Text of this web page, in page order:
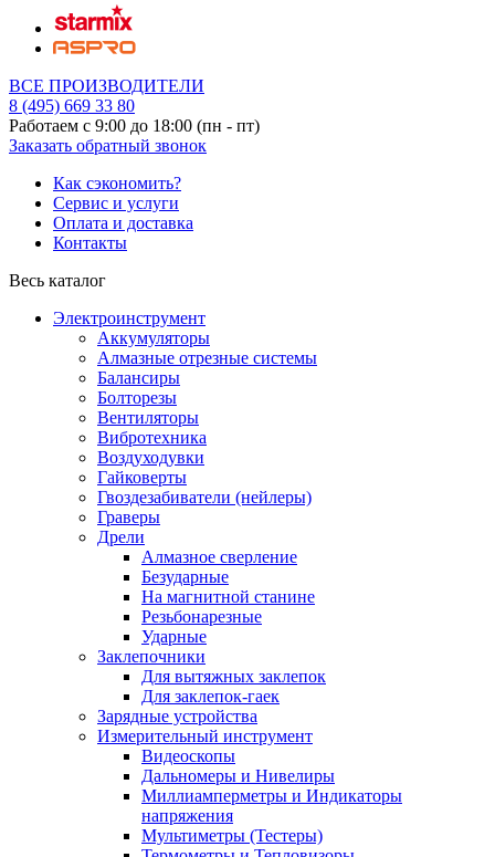
ВСЕ ПРОИЗВОДИТЕЛИ
8 (495) 669 33 80
Работаем с 9:00 до 18:00 (пн - пт)
Заказать обратный звонок
Как сэкономить?
Сервис и услуги
Оплата и доставка
Контакты
Весь каталог
Электроинструмент
Аккумуляторы
Алмазные отрезные системы
Балансиры
Болторезы
Вентиляторы
Вибротехника
Воздуходувки
Гайковерты
Гвоздезабиватели (нейлеры)
Граверы
Дрели
Алмазное сверление
Безударные
На магнитной станине
Резьбонарезные
Ударные
Заклепочники
Для вытяжных заклепок
Для заклепок-гаек
Зарядные устройства
Измерительный инструмент
Видеоскопы
Дальномеры и Нивелиры
Миллиамперметры и Индикаторы
напряжения
Мультиметры (Тестеры)